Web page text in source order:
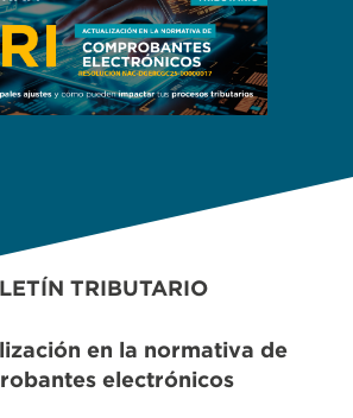
TRIBUTARIO
en la normativa de
electrónicos